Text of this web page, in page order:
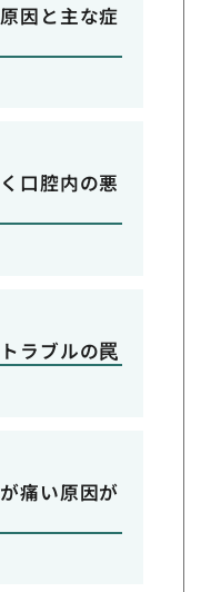
因と主な症
口腔内の悪
ラブルの罠
痛い原因が